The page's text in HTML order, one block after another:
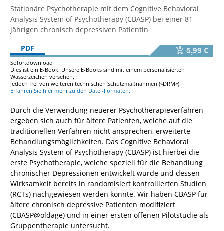
Stationäre Psychotherapie mit dem Cognitive Behavioral
Analysis System of Psychotherapy (CBASP) bei einer 81-
jährigen chronisch depressiven Patientin
PDF
5,99 €
Sofortdownload
Dies ist ein E-Book. Unsere E-Books sind mit einem personalisierten
Wasserzeichen versehen,
jedoch frei von weiteren technischen Schutzmaßnahmen (»DRM«).
Erfahren Sie hier mehr zu den Datei-Formaten.
Durch die Verwendung neuerer Psychotherapieverfahren
ergeben sich auch für ältere Patienten, welche auf die
traditionellen Verfahren nicht ansprechen, erweiterte
Behandlungsmöglichkeiten. Das Cognitive Behavioral
Analysis System of Psychotherapy (CBASP) ist hierbei die
erste Psychotherapie, welche speziell für die Behandlung
chronischer Depressionen entwickelt wurde und dessen
Wirksamkeit bereits in randomisiert kontrollierten Studien
(RCTs) nachgewiesen werden konnte. Wir haben CBASP für
ältere chronisch depressive Patienten modifiziert
(CBASP@oldage) und in einer ersten offenen Pilotstudie als
Gruppentherapie untersucht.